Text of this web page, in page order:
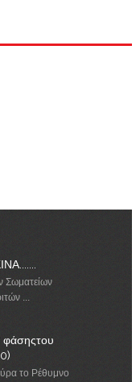
Σωματείων
...
φάσηςτου
το Ρέθυμνο